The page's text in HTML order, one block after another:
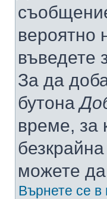
вероятно
въведете
За да
бутона
време, за
можете
Върнете се в